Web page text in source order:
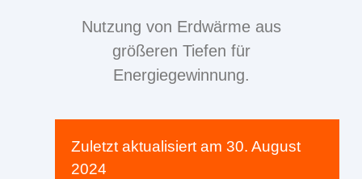
Nutzung von Erdwärme aus
größeren Tiefen für
Energiegewinnung.
Zuletzt aktualisiert am 30. August
2024